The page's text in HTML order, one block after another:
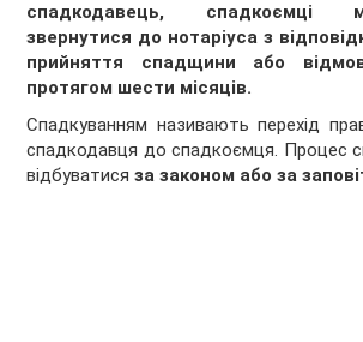
спадкодавець, спадкоємці
звернутися до нотаріуса з
прийняття спадщини або
протягом шести місяців.
Спадкуванням називають перехід
спадкодавця до спадкоємця. Процес
відбуватисяза законом або за